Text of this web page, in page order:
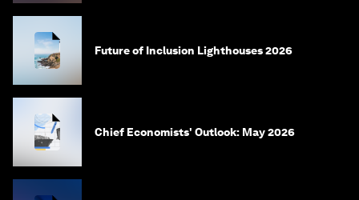
Future of Inclusion Lighthouses 2026
Chief Economists' Outlook: May 2026